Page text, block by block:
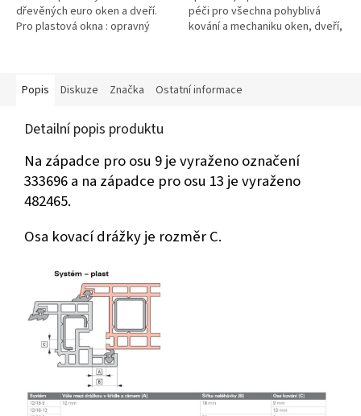
dřevěných euro oken a dveří.
Pro plastová okna : opravný
péči pro všechna pohyblivá
kování a mechaniku oken, dveří,
Popis
Diskuze Značka Ostatní informace
Detailní popis produktu
Na západce pro osu 9 je vyraženo označení
333696 a na západce pro osu 13 je vyraženo
482465.
Osa kovací drážky je rozměr C.